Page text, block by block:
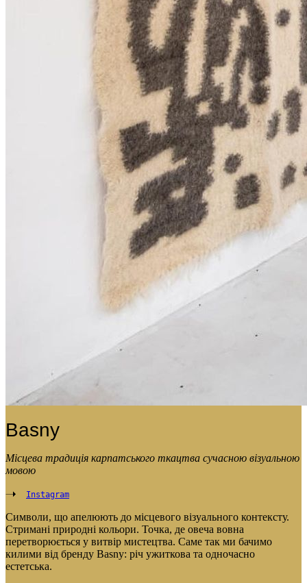
Basny
Місцева традиція карпатського ткацтва сучасною візуальною
мовою
Instagram
Символи, що апелюють до місцевого візуального контексту.
Стримані природні кольори. Точка, де овеча вовна
перетворюється у витвір мистецтва. Саме так ми бачимо
килими від бренду Basny: річ ужиткова та одночасно
естетська.